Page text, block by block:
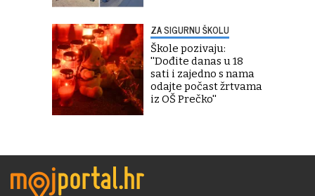
ZA SIGURNU ŠKOLU
Škole pozivaju:
''Dođite danas u 18
sati i zajedno s nama
odajte počast žrtvama
iz OŠ Prečko''